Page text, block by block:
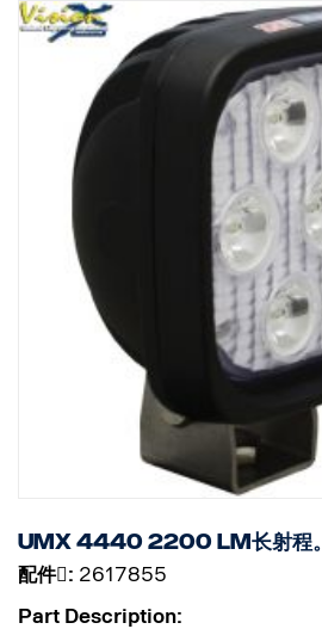
UMX 4440 2200 lm长射程。
配件􀌸: 2617855
Part Description: